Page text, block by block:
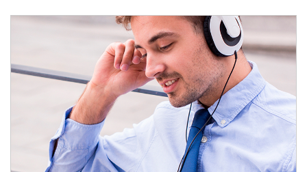
rotación fuera de EE. UU. continúa y si te has despistado,
te la has perdido.